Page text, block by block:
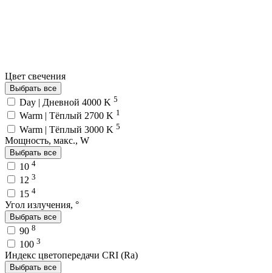
Цвет свечения
Выбрать все
Day | Дневной 4000 K 5
Warm | Тёплый 2700 K 1
Warm | Тёплый 3000 K 5
Мощность, макс., W
Выбрать все
10 4
12 3
15 4
Угол излучения, °
Выбрать все
90 8
100 3
Индекс цветопередачи CRI (Ra)
Выбрать все